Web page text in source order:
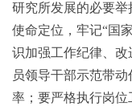
研究所发展的必要
使命定位，牢记“国
识加强工作纪律、
员领导干部示范带
率；要严格执行岗